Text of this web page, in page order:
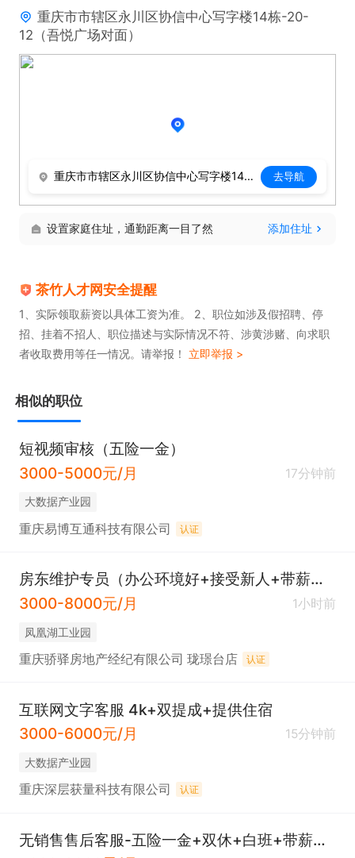
重庆市市辖区永川区协信中心写字楼14栋-20-
12（吾悦广场对面）
重庆市市辖区永川区协信中心写字楼14栋-20-12（吾悦广场对面） 去导航
设置家庭住址，通勤距离一目了然 添加住址
茶竹人才网安全提醒
1、实际领取薪资以具体工资为准。 2、职位如涉及假招聘、停
招、挂着不招人、职位描述与实际情况不符、涉黄涉赌、向求职
者收取费用等任一情况。请举报！ 立即举报 >
相似的职位
短视频审核（五险一金）
3000-5000元/月
17分钟前
大数据产业园
重庆易博互通科技有限公司 认证
房东维护专员（办公环境好+接受新人+带薪学习+五险 ）
3000-8000元/月
1小时前
凤凰湖工业园
重庆骄驿房地产经纪有限公司 珑璟台店 认证
互联网文字客服 4k+双提成+提供住宿
3000-6000元/月
15分钟前
大数据产业园
重庆深层获量科技有限公司 认证
无销售售后客服-五险一金+双休+白班+带薪培训